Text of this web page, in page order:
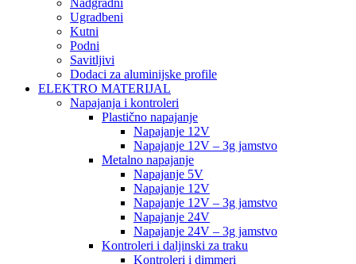
Nadgradni
Ugradbeni
Kutni
Podni
Savitljivi
Dodaci za aluminijske profile
ELEKTRO MATERIJAL
Napajanja i kontroleri
Plastično napajanje
Napajanje 12V
Napajanje 12V – 3g jamstvo
Metalno napajanje
Napajanje 5V
Napajanje 12V
Napajanje 12V – 3g jamstvo
Napajanje 24V
Napajanje 24V – 3g jamstvo
Kontroleri i daljinski za traku
Kontroleri i dimmeri